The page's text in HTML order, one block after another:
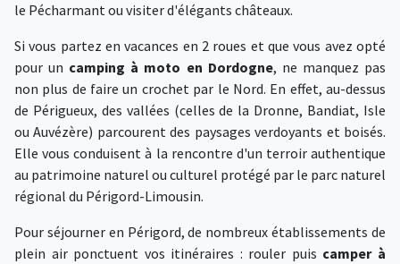
le Pécharmant ou visiter d'élégants châteaux.
Si vous partez en vacances en 2 roues et que vous avez opté
pour un camping à moto en Dordogne, ne manquez pas
non plus de faire un crochet par le Nord. En effet, au-dessus
de Périgueux, des vallées (celles de la Dronne, Bandiat, Isle
ou Auvézère) parcourent des paysages verdoyants et boisés.
Elle vous conduisent à la rencontre d'un terroir authentique
au patrimoine naturel ou culturel protégé par le parc naturel
régional du Périgord-Limousin.
Pour séjourner en Périgord, de nombreux établissements de
plein air ponctuent vos itinéraires : rouler puis camper à